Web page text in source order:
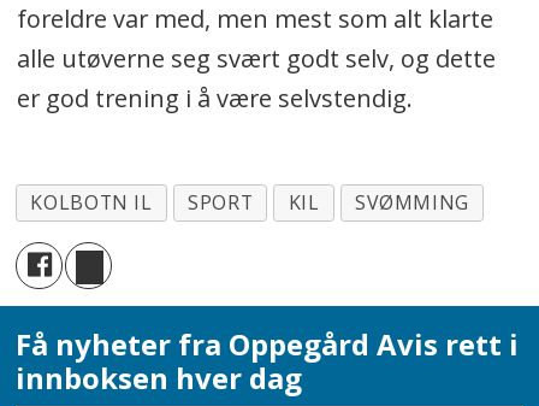
foreldre var med, men mest som alt klarte
alle utøverne seg svært godt selv, og dette
er god trening i å være selvstendig.
KOLBOTN IL SPORT KIL SVØMMING
Få nyheter fra Oppegård Avis rett i
innboksen hver dag